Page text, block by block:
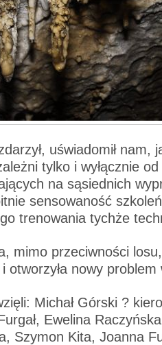
uświadomił nam,
tylko i wyłącznie
na sąsiednich
sensowaność
trenowania tychże
mimo przeciwności losu,
otworzyła nowy
Michał Górski ?
Ewelina
Szymon Kita, Joanna